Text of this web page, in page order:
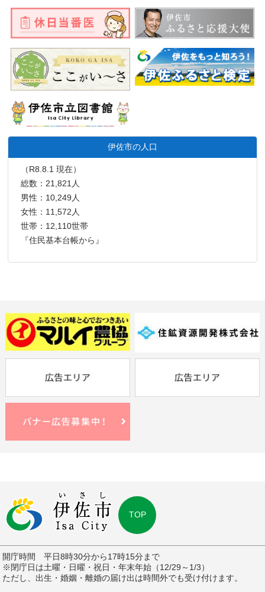
伊佐市の人口
（R8.8.1 現在）
総数：21,821人
男性：10,249人
女性：11,572人
世帯：12,110世帯
『住民基本台帳から』
TOP
開庁時間 平日8時30分から17時15分まで
※閉庁日は土曜・日曜・祝日・年末年始（12/29～1/3）
ただし、出生・婚姻・離婚の届け出は時間外でも受け付けます。